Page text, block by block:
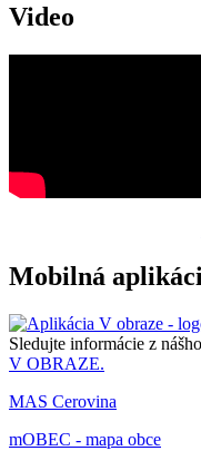
Video
Mobilná
Sledujte informácie z
V OBRAZE.
MAS Cerovina
mOBEC - mapa obce